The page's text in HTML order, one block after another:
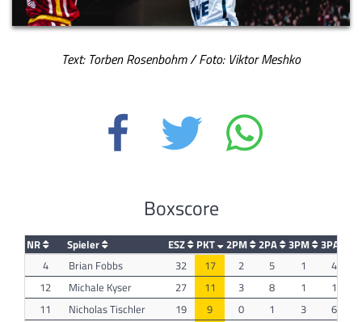
Text: Torben Rosenbohm / Foto: Viktor Meshko
Boxscore
NR Spieler ESZ PKT 2PM 2PA 3PM 3PA
4
Brian Fobbs 32 17 2 5 1 4
12
Michale Kyser 27 11 3 8 1
1
11
Nicholas Tischler 19 9 0 1 3
6